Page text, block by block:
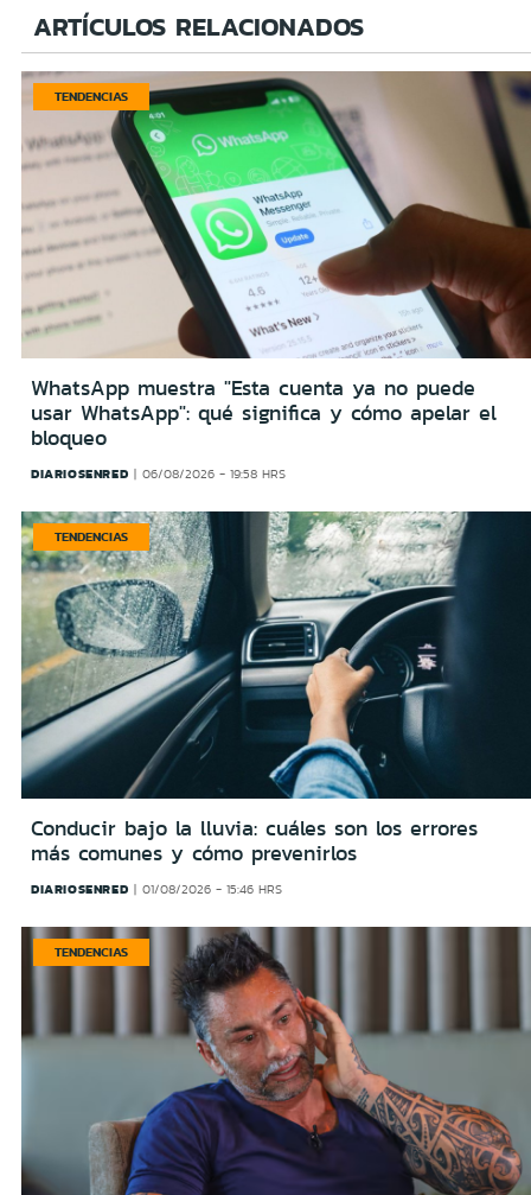
ARTÍCULOS RELACIONADOS
TENDENCIAS
WhatsApp muestra "Esta cuenta ya no puede
usar WhatsApp": qué significa y cómo apelar el
bloqueo
DIARIOSENRED 06/08/2026 - 19:58 HRS
TENDENCIAS
Conducir bajo la lluvia: cuáles son los errores
más comunes y cómo prevenirlos
DIARIOSENRED 01/08/2026 - 15:46 HRS
TENDENCIAS